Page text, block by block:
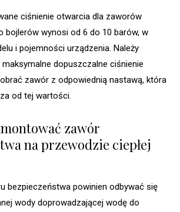
ciśnienie otwarcia dla zaworów
bojlerów wynosi od 6 do 10 barów, w
i pojemności urządzenia. Należy
dopuszczalne ciśnienie
zawór z odpowiednią nastawą, która
od tej wartości.
zawór
na przewodzie ciepłej
bezpieczeństwa powinien odbywać się
wody doprowadzającej wodę do